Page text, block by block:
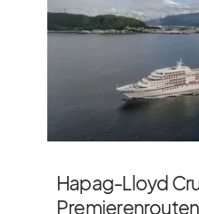
Hapag-Lloyd